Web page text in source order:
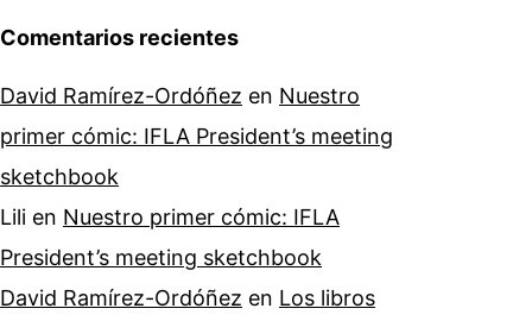
Comentarios recientes
David Ramírez-Ordóñez en Nuestro
primer cómic: IFLA President’s meeting
sketchbook
Lili en Nuestro primer cómic: IFLA
President’s meeting sketchbook
David Ramírez-Ordóñez en Los libros